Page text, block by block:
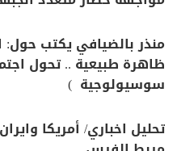
منذر بالضيافي يكتب حول:
ظاهرة طبيعية .. تحول
سوسيولوجية )
تحليل اخباري/ أمريكا